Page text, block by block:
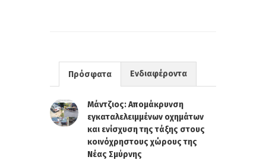
Πρόσφατα Ενδιαφέροντα
Μάντζιος: Απομάκρυνση
εγκαταλελειμμένων οχημάτων
και ενίσχυση της τάξης στους
κοινόχρηστους χώρους της
Νέας Σμύρνης